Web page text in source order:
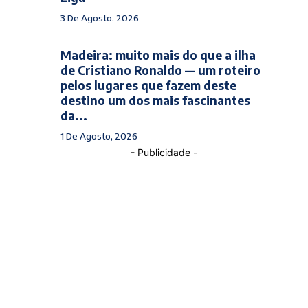
3 De Agosto, 2026
Madeira: muito mais do que a ilha
de Cristiano Ronaldo — um roteiro
pelos lugares que fazem deste
destino um dos mais fascinantes
da...
1 De Agosto, 2026
- Publicidade -